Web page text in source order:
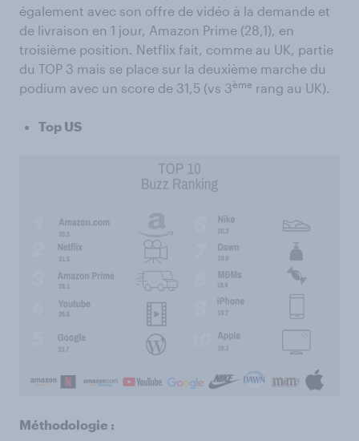
également avec son offre de vidéo à la demande et
de livraison en 1 jour, Amazon Prime (28,1), en
troisième position. Netflix fait, comme au UK, partie
du TOP 3 mais se place sur la deuxième marche du
podium avec un score de 31,5 (vs 3ème rang au UK).
Top US
Méthodologie :